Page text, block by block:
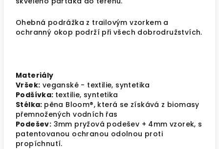
Ohebná podrážka z trailovým vzorkem a
ochranný okop podrží při všech dobrodružstvích.
Materiály
Vršek: veganské - textilie, syntetika
Podšívka: textilie, syntetika
Stélka: pěna Bloom®, která se získává z biomasy
přemnožených vodních řas
Podešev: 3mm pryžová podešev + 4mm vzorek, s
patentovanou ochranou odolnou proti
propíchnutí.